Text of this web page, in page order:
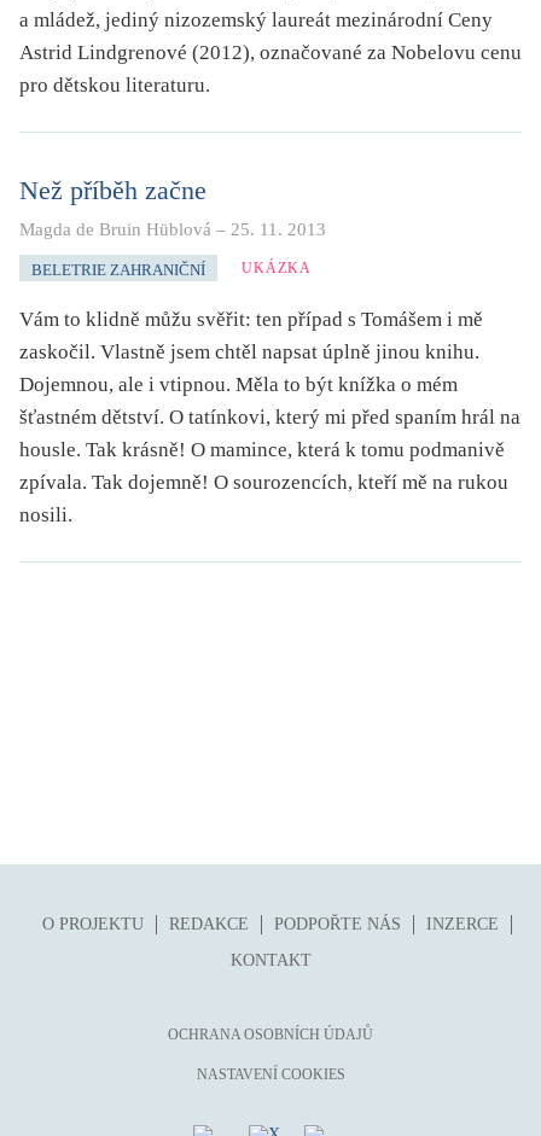
a mládež, jediný nizozemský laureát mezinárodní Ceny
Astrid Lindgrenové (2012), označované za Nobelovu cenu
pro dětskou literaturu.
Než příběh začne
Magda de Bruin Hüblová – 25. 11. 2013
BELETRIE ZAHRANIČNÍ UKÁZKA
Vám to klidně můžu svěřit: ten případ s Tomášem i mě
zaskočil. Vlastně jsem chtěl napsat úplně jinou knihu.
Dojemnou, ale i vtipnou. Měla to být knížka o mém
šťastném dětství. O tatínkovi, který mi před spaním hrál na
housle. Tak krásně! O mamince, která k tomu podmanivě
zpívala. Tak dojemně! O sourozencích, kteří mě na rukou
nosili.
O PROJEKTU REDAKCE PODPOŘTE NÁS
INZERCE
KONTAKT
OCHRANA OSOBNÍCH ÚDAJŮ
NASTAVENÍ COOKIES